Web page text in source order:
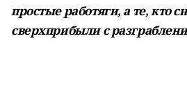
простые работяги, а те, кто
сверхприбыли с